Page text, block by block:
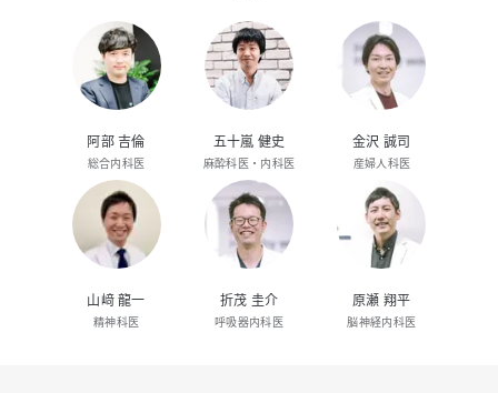
阿部 吉倫
総合内科医
五十嵐 健史
麻酔科医・内科医
金沢 誠司
産婦人科医
山﨑 龍一
精神科医
折茂 圭介
呼吸器内科医
原瀬 翔平
脳神経内科医